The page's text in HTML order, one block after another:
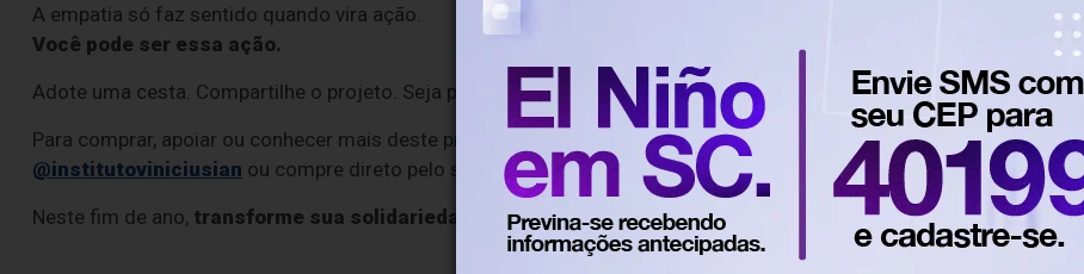
A empatia só faz sentido quando vira ação.
Você pode ser essa ação.
Adote uma cesta. Compartilhe o projeto. Seja parte de algo que vai além do Natal.
Para comprar, apoiar ou conhecer mais deste projeto, acesse o link da bio do nosso Instagram
@institutoviniciusian ou compre direto pelo site taggo.one/institutoviniciusian
Neste fim de ano, transforme sua solidariedade em alimento e seu gesto, em magia.